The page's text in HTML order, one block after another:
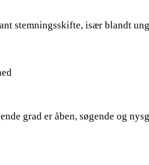
stemningsskifte, især blandt
grad er åben, søgende og